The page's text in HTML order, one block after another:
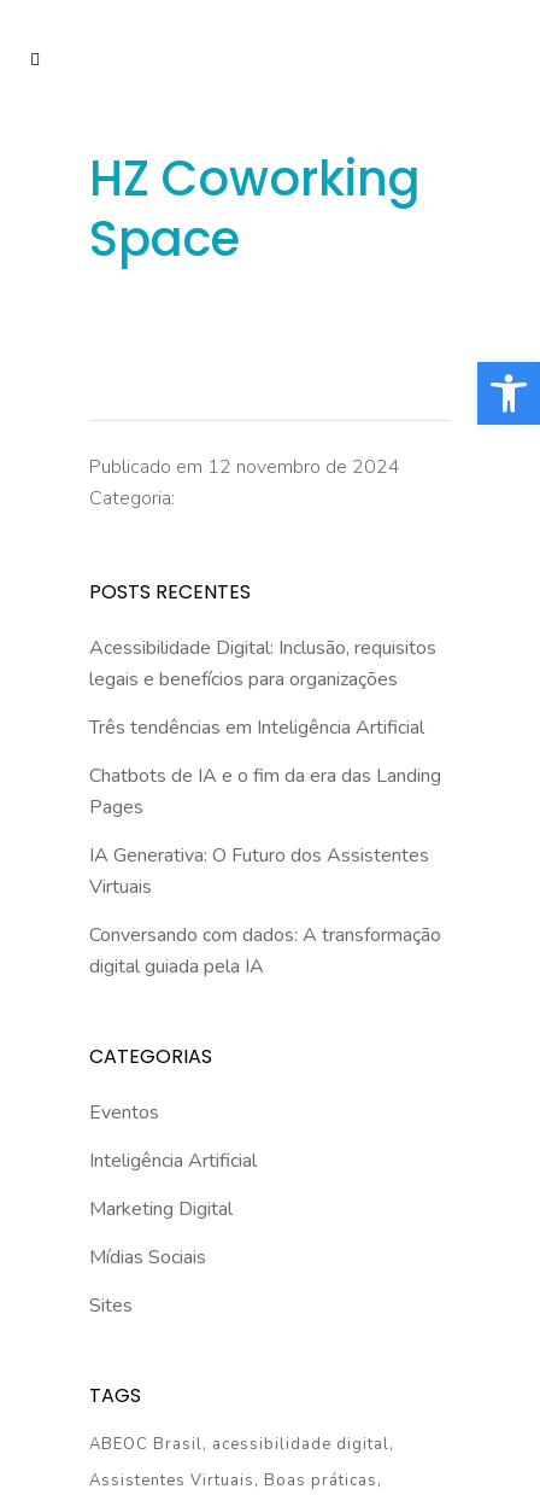
HZ Coworking
Space
Publicado em 12 novembro de 2024
Categoria:
POSTS RECENTES
Acessibilidade Digital: Inclusão, requisitos
legais e benefícios para organizações
Três tendências em Inteligência Artificial
Chatbots de IA e o fim da era das Landing
Pages
IA Generativa: O Futuro dos Assistentes
Virtuais
Conversando com dados: A transformação
digital guiada pela IA
CATEGORIAS
Eventos
Inteligência Artificial
Marketing Digital
Mídias Sociais
Sites
TAGS
ABEOC Brasil acessibilidade digital
Assistentes Virtuais
Boas práticas
Barra de